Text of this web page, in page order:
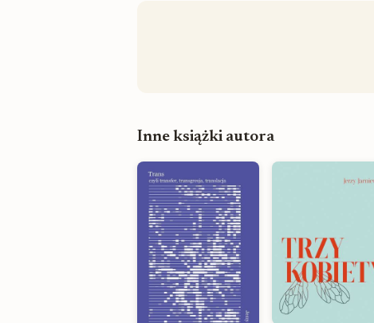
Inne książki autora